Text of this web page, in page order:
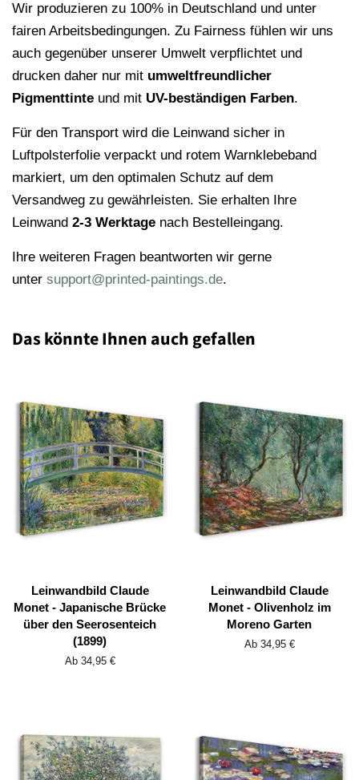
Wir produzieren zu 100% in Deutschland und unter
fairen Arbeitsbedingungen. Zu Fairness fühlen wir uns
auch gegenüber unserer Umwelt verpflichtet und
drucken daher nur mit umweltfreundlicher
Pigmenttinte und mit UV-beständigen Farben.
Für den Transport wird die Leinwand sicher in
Luftpolsterfolie verpackt und rotem Warnklebeband
markiert, um den optimalen Schutz auf dem
Versandweg zu gewährleisten. Sie erhalten Ihre
Leinwand 2-3 Werktage nach Bestelleingang.
Ihre weiteren Fragen beantworten wir gerne
unter support@printed-paintings.de.
Das könnte Ihnen auch gefallen
Leinwandbild Claude
Monet - Japanische Brücke
über den Seerosenteich
(1899)
Ab 34,95 €
Leinwandbild Claude
Monet - Olivenholz im
Moreno Garten
Ab 34,95 €